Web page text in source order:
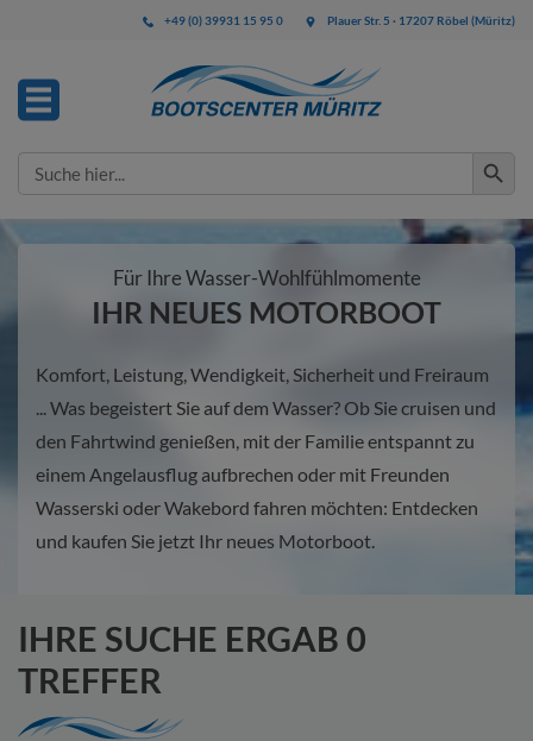
+49 (0) 39931 15 95 0 Plauer Str. 5 · 17207 Röbel (Müritz)
Search
for:
Search Button
Für Ihre Wasser-Wohlfühlmomente
IHR NEUES MOTORBOOT
Komfort, Leistung, Wendigkeit, Sicherheit und Freiraum
... Was begeistert Sie auf dem Wasser? Ob Sie cruisen und
den Fahrtwind genießen, mit der Familie entspannt zu
einem Angelausflug aufbrechen oder mit Freunden
Wasserski oder Wakebord fahren möchten: Entdecken
und kaufen Sie jetzt Ihr neues Motorboot.
IHRE SUCHE ERGAB 0
TREFFER